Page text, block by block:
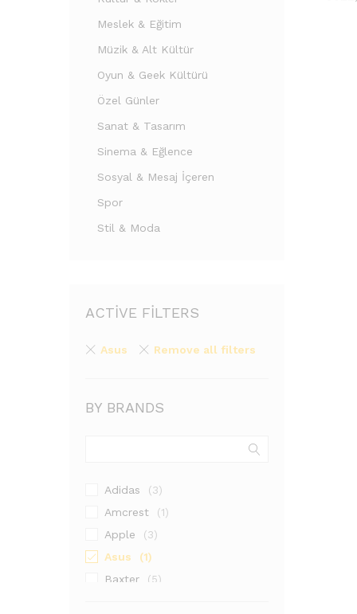
Meslek & Eğitim
Müzik & Alt Kültür
Oyun & Geek Kültürü
Özel Günler
Sanat & Tasarım
Sinema & Eğlence
Sosyal & Mesaj İçeren
Spor
Stil & Moda
ACTIVE FILTERS
Asus Remove all filters
BY BRANDS
Adidas (3)
Amcrest (1)
Apple (3)
Asus (1)
Baxter (5)